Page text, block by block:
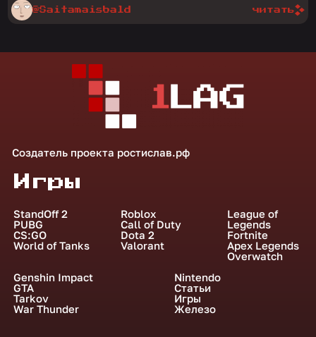
@Saitamaisbald читать
Создатель проекта ростислав.рф
Игры
StandOff 2
PUBG
CS:GO
World of Tanks
Roblox
Call of Duty
Dota 2
Valorant
League of
Legends
Fortnite
Apex Legends
Overwatch
Genshin Impact
GTA
Tarkov
War Thunder
Nintendo
Статьи
Игры
Железо